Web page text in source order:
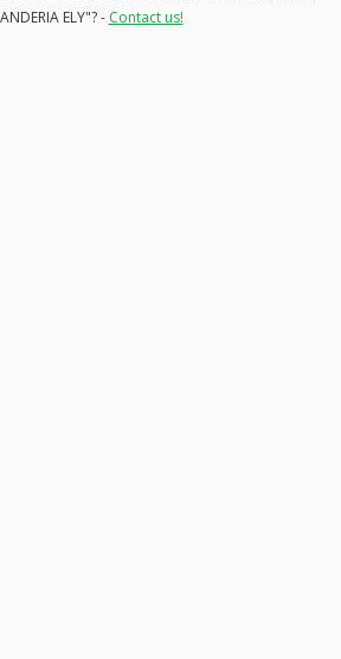
ELY"? - Contact us!